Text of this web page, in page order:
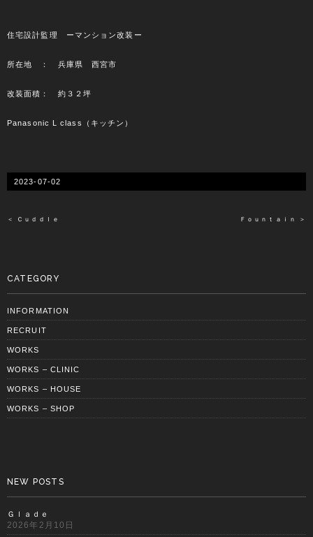
住宅設計監理 ーマンション改装ー
所在地 ： 兵庫県 西宮市
改装面積： 約３２坪
Panasonic L class（キッチン）
2023-07-02
＜ Ｃｕｄｄｌｅ Ｆｏｕｎｔａｉｎ ＞
CATEGORY
INFORMATION
RECRUIT
WORKS
WORKS – CLINIC
WORKS – HOUSE
WORKS – SHOP
NEW POSTS
Ｇｌａｄｅ
2026年2月10日